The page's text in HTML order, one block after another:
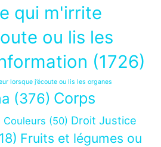
qui m'irrite
ou lis les
(1726)
lorsque j’écoute ou lis les organes
(376) Corps
Couleurs (50) Droit Justice
Fruits et légumes ou